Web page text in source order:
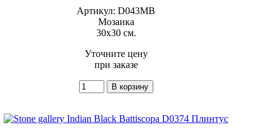
Артикул: D043MB
Мозаика
30x30 см.
Уточните цену
при заказе